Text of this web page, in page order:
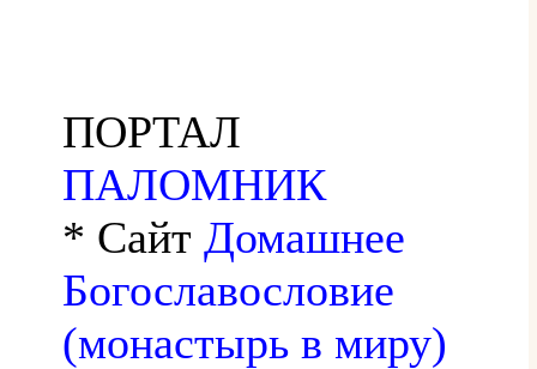
ПОРТАЛ
ПАЛОМНИК
* Сайт Домашнее
Богославословие
(монастырь в миру)